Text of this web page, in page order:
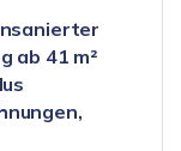
ab 41 m²